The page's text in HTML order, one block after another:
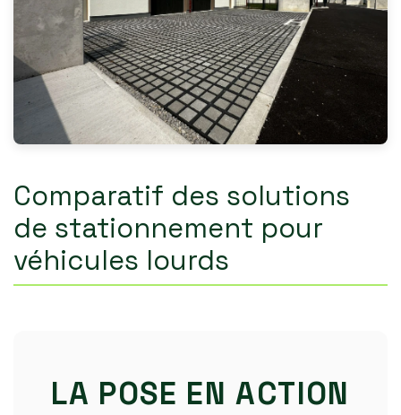
Comparatif des solutions
de stationnement pour
véhicules lourds
LA POSE EN ACTION